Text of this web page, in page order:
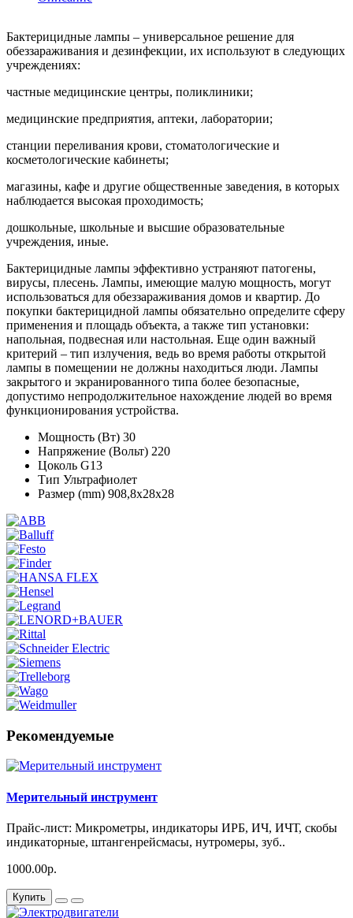
Бактерицидные лампы – универсальное решение для
обеззараживания и дезинфекции, их используют в следующих
учреждениях:
частные медицинские центры, поликлиники;
медицинские предприятия, аптеки, лаборатории;
станции переливания крови, стоматологические и
косметологические кабинеты;
магазины, кафе и другие общественные заведения, в которых
наблюдается высокая проходимость;
дошкольные, школьные и высшие образовательные
учреждения, иные.
Бактерицидные лампы эффективно устраняют патогены,
вирусы, плесень. Лампы, имеющие малую мощность, могут
использоваться для обеззараживания домов и квартир. До
покупки бактерицидной лампы обязательно определите сферу
применения и площадь объекта, а также тип установки:
напольная, подвесная или настольная. Еще один важный
критерий – тип излучения, ведь во время работы открытой
лампы в помещении не должны находиться люди. Лампы
закрытого и экранированного типа более безопасные,
допустимо непродолжительное нахождение людей во время
функционирования устройства.
Мощность (Вт) 30
Напряжение (Вольт) 220
Цоколь G13
Тип Ультрафиолет
Размер (mm) 908,8х28х28
Рекомендуемые
Мерительный инструмент
Прайс-лист: Микрометры, индикаторы ИРБ, ИЧ, ИЧТ, скобы
индикаторные, штангенрейсмасы, нутромеры, зуб..
1000.00р.
Купить